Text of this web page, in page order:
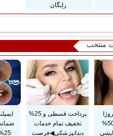
رایگان
منتخب
شروع شد◀تا 50%
پرداخت قسطی و 25%
تخفیف تمام خدمات
دندانپزشکی◀فرصت
25% تخفیف ویژه